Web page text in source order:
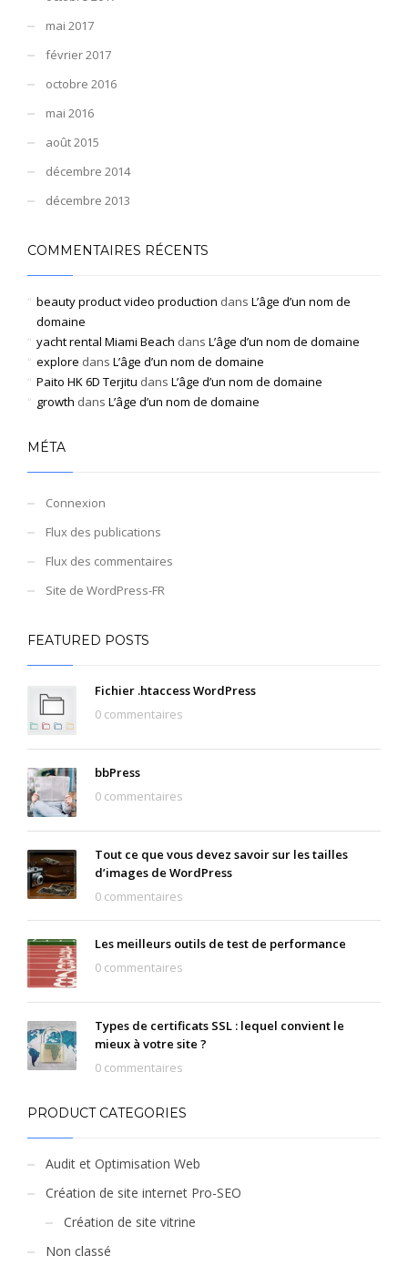
mai 2017
février 2017
octobre 2016
mai 2016
août 2015
décembre 2014
décembre 2013
COMMENTAIRES RÉCENTS
beauty product video production dans L’âge d’un nom de
domaine
yacht rental Miami Beach dans L’âge d’un nom de domaine
explore dans L’âge d’un nom de domaine
Paito HK 6D Terjitu dans L’âge d’un nom de domaine
growth dans L’âge d’un nom de domaine
MÉTA
Connexion
Flux des publications
Flux des commentaires
Site de WordPress-FR
FEATURED POSTS
Fichier .htaccess WordPress
0 commentaires
bbPress
0 commentaires
Tout ce que vous devez savoir sur les tailles
d’images de WordPress
0 commentaires
Les meilleurs outils de test de performance
0 commentaires
Types de certificats SSL : lequel convient le
mieux à votre site ?
0 commentaires
PRODUCT CATEGORIES
Audit et Optimisation Web
Création de site internet Pro-SEO
Création de site vitrine
Non classé